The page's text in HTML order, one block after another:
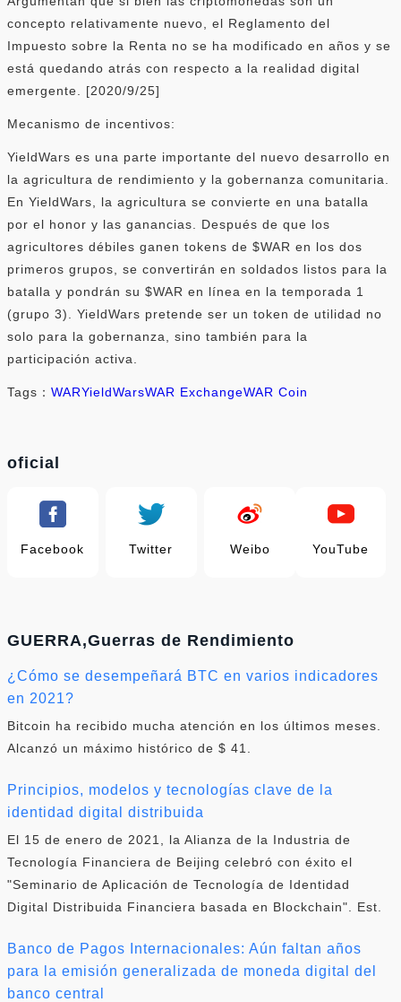
concepto relativamente nuevo, el Reglamento del
Impuesto sobre la Renta no se ha modificado en años y se
está quedando atrás con respecto a la realidad digital
emergente. [2020/9/25]
Mecanismo de incentivos:
YieldWars es una parte importante del nuevo desarrollo en
la agricultura de rendimiento y la gobernanza comunitaria.
En YieldWars, la agricultura se convierte en una batalla
por el honor y las ganancias. Después de que los
agricultores débiles ganen tokens de $WAR en los dos
primeros grupos, se convertirán en soldados listos para la
batalla y pondrán su $WAR en línea en la temporada 1
(grupo 3). YieldWars pretende ser un token de utilidad no
solo para la gobernanza, sino también para la
participación activa.
Tags： WARYieldWarsWAR ExchangeWAR Coin
oficial
Facebook Twitter Weibo YouTube
GUERRA,Guerras de Rendimiento
¿Cómo se desempeñará BTC en varios indicadores
en 2021?
Bitcoin ha recibido mucha atención en los últimos meses.
Alcanzó un máximo histórico de $ 41.
Principios, modelos y tecnologías clave de la
identidad digital distribuida
El 15 de enero de 2021, la Alianza de la Industria de
Tecnología Financiera de Beijing celebró con éxito el
"Seminario de Aplicación de Tecnología de Identidad
Digital Distribuida Financiera basada en Blockchain". Est.
Banco de Pagos Internacionales: Aún faltan años
para la emisión generalizada de moneda digital del
banco central